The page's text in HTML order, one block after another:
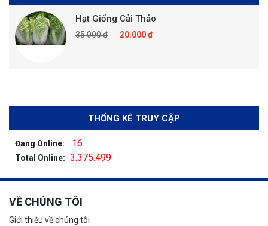
Hạt Giống Cải Thảo
35.000 đ 20.000 đ
THỐNG KÊ TRUY CẬP
Đang Online: 16
Total Online: 3.375.499
VỀ CHÚNG TÔI
Giới thiệu về chúng tôi